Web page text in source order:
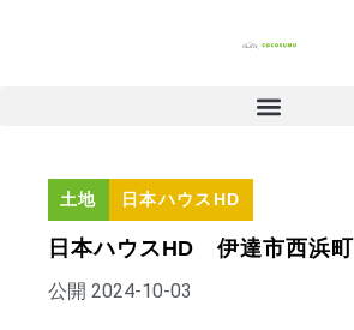
土地 日本ハウスHD
日本ハウスHD 伊達市西浜町
公開 2024-10-03